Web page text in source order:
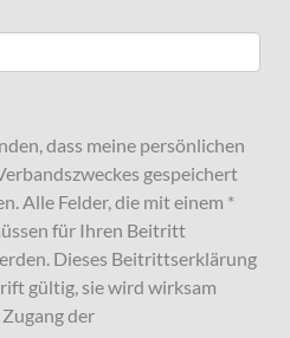
dass meine persönlichen
gespeichert
Alle Felder, die mit einem *
für Ihren Beitritt
Dieses Beitrittserklärung
gültig, sie wird wirksam
der